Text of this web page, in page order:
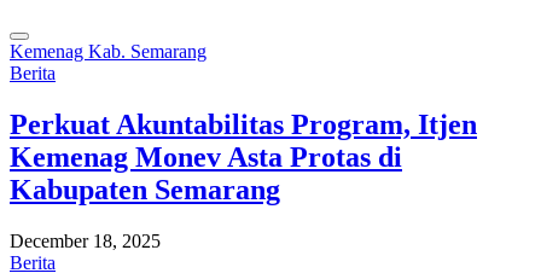
Kemenag Kab. Semarang
Berita
Perkuat Akuntabilitas Program, Itjen
Kemenag Monev Asta Protas di
Kabupaten Semarang
December 18, 2025
Berita